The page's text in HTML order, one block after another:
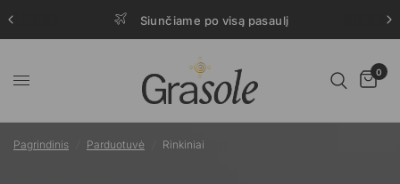
Siunčiame po visą pasaulį
0
Pagrindinis Parduotuvė Rinkiniai